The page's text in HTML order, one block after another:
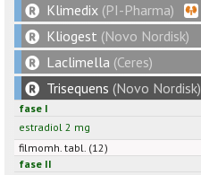
Klimedix (PI-Pharma)
Kliogest (Novo Nordisk)
Laclimella (Ceres)
Trisequens (Novo Nordisk)
fase I
estradiol 2 mg
filmomh. tabl. (12)
fase II